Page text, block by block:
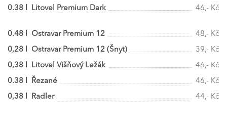
0.38 l Litovel Premium Dark 46,- Kč
0.48 l Ostravar Premium 12 48,- Kč
0,28 l Ostravar Premium 12 (Šnyt) 39,- Kč
0,38 l Litovel Višňový Ležák 46,- Kč
0.38 l Řezané 46,- Kč
0,38 l Radler 44,- Kč